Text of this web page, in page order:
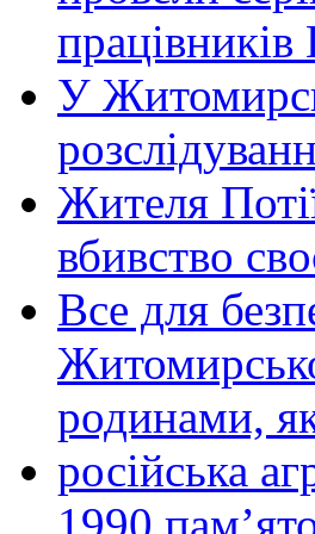
працівників
У
Жителя
вбивство
Все для
родинами,
російська